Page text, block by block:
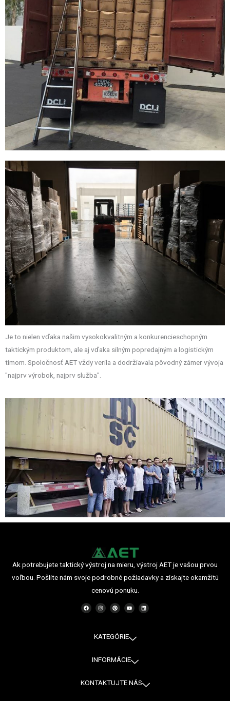
Je to nielen vďaka našim vysokokvalitným a konkurencieschopným
taktickým produktom, ale aj vďaka silným popredajným a logistickým
tímom. Spoločnosť AET vždy verila a dodržiavala pôvodný zámer vývoja
"najprv výrobok, najprv služba".
Ak potrebujete taktický výstroj na mieru, výstroj AET je vašou prvou
voľbou. Pošlite nám svoje podrobné požiadavky a získajte okamžitú
cenovú ponuku.
F
a
c
I
n
s
r
a
P
i
n
e
s
Y
o
u
e
L
i
n
KATEGÓRIE
INFORMÁCIE
KONTAKTUJTE NÁS